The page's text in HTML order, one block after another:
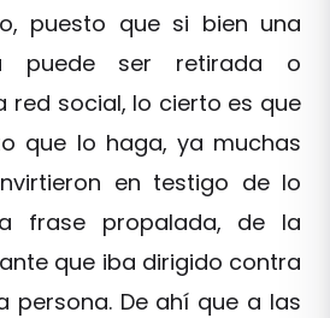
puesto que si bien una
puede ser retirada o
red social, lo cierto es que
que lo haga, ya muchas
en testigo de lo
frase propalada, de la
que iba dirigido contra
persona. De ahí que a las